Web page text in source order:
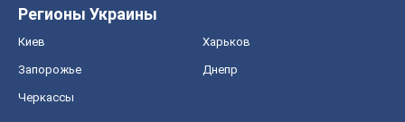
Регионы Украины
Киев Харьков
Запорожье Днепр
Черкассы